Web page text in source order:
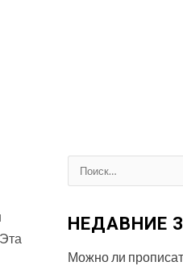
Найти:
НЕДАВНИЕ
Можно ли